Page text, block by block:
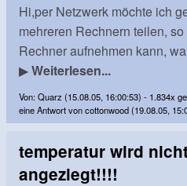
Hi,per Netzwerk möchte ich
mehreren Rechnern teilen,
Rechner aufnehmen kann,
▶Weiterlesen...
Von: Quarz (15.08.05, 16:00:53) - 1.834x
eine Antwort von cottonwood (19.08.05,
temperatur wird
angeziegt!!!!